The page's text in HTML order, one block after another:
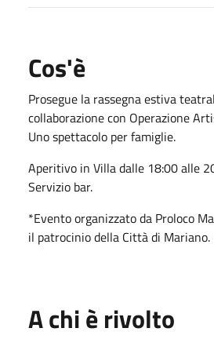
Cos'è
Prosegue la rassegna estiva
collaborazione con Operazione
Uno spettacolo per famiglie.
Aperitivo in Villa dalle 18:00 alle
Servizio bar.
*Evento organizzato da Proloco
il patrocinio della Città di Mariano.
A chi è rivolto